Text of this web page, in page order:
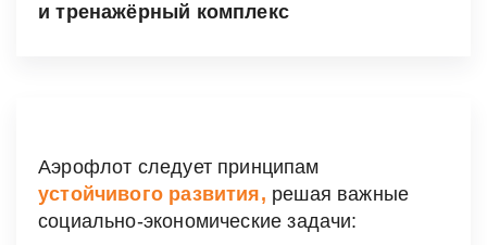
и тренажёрный комплекс
Аэрофлот следует принципам
устойчивого развития, решая важные
социально-экономические задачи: